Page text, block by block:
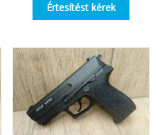
Értesítést kérek